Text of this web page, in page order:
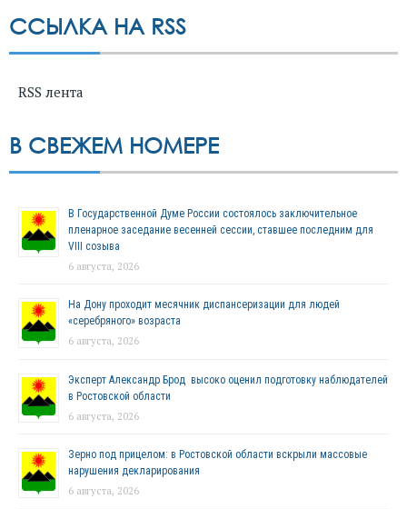
ССЫЛКА НА RSS
RSS лента
В СВЕЖЕМ НОМЕРЕ
В Государственной Думе России состоялось заключительное
пленарное заседание весенней сессии, ставшее последним для
VIII созыва
6 августа, 2026
На Дону проходит месячник диспансеризации для людей
«серебряного» возраста
6 августа, 2026
Эксперт Александр Брод высоко оценил подготовку наблюдателей
в Ростовской области
6 августа, 2026
Зерно под прицелом: в Ростовской области вскрыли массовые
нарушения декларирования
6 августа, 2026